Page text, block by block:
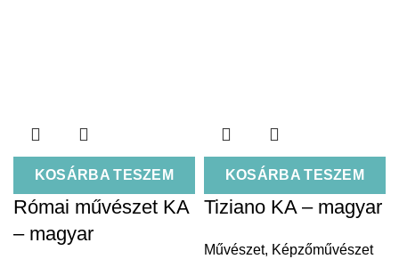
KOSÁRBA TESZEM
Római művészet KA
– magyar
KOSÁRBA TESZEM
Tiziano KA – magyar
Művészet, Képzőművészet